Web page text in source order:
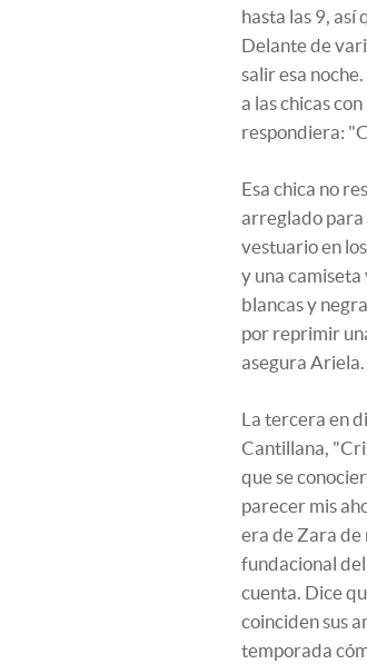
hasta las 9, así
Delante de
salir esa
a las chicas
respondiera:
Esa chica no
arreglado para
vestuario en
y una
blancas y
por reprimir
asegura Ariela.
La tercera en
Cantillana,
que se
parecer mis
era de Zara de
fundacional
cuenta. Dice
coinciden sus
temporada